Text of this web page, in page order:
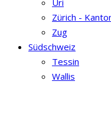
Uri
Zürich -
Zug
Südschweiz
Tessin
Wallis